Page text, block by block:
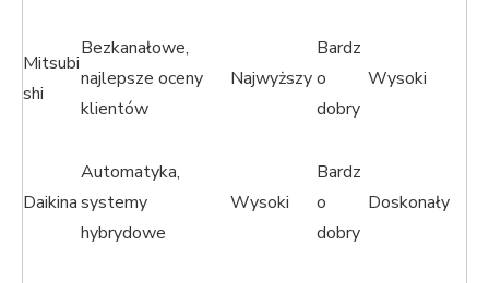
Mitsubi
shi
Bezkanałowe,
najlepsze oceny
klientów
Najwyższy
Bardz
o
dobry
Wysoki
Daikina
Automatyka,
systemy
hybrydowe
Wysoki
Bardz
o
dobry
Doskonały